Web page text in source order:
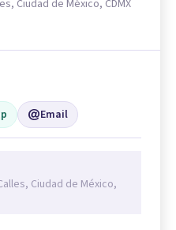
Ciudad de México, CDMX
Email
Ciudad de México,